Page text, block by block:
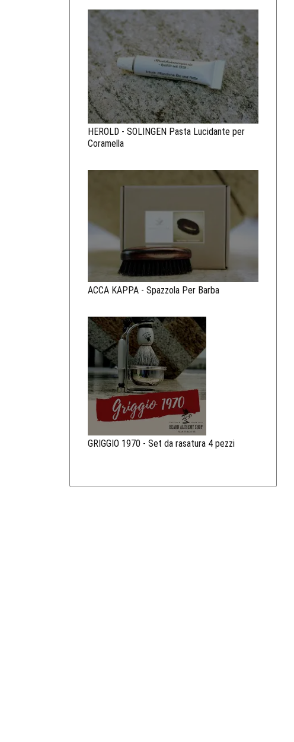
HEROLD - SOLINGEN Pasta Lucidante per
Coramella
ACCA KAPPA - Spazzola Per Barba
GRIGGIO 1970 - Set da rasatura 4 pezzi